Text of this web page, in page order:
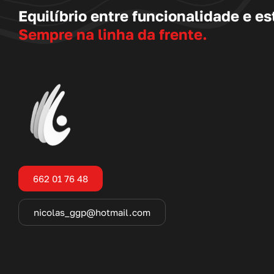
Equilíbrio entre funcionalidade e
Sempre na linha da frente.
662 01 76 48
nicolas_ggp@hotmail.com